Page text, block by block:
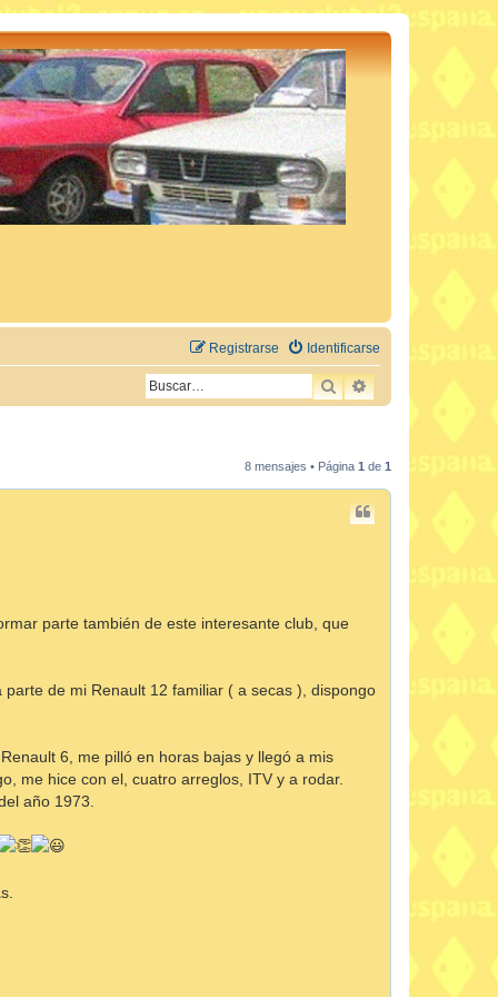
Identificarse
Registrarse
BUSCARBÚSQUEDA
8 mensajes • Página 1 de 1
parte también de este interesante club, que
de mi Renault 12 familiar ( a secas ), dispongo
6, me pilló en horas bajas y llegó a mis
me hice con el, cuatro arreglos, ITV y a rodar.
año 1973.